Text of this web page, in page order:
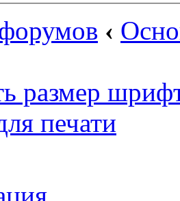
‹
размер
печати